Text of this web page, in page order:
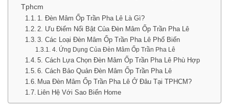
Tphcm
1. Đèn Mâm Ốp Trần Pha Lê Là Gì?
2. Ưu Điểm Nổi Bật Của Đèn Mâm Ốp Trần Pha Lê
3. Các Loại Đèn Mâm Ốp Trần Pha Lê Phổ Biến
4. Ứng Dụng Của Đèn Mâm Ốp Trần Pha Lê
5. Cách Lựa Chọn Đèn Mâm Ốp Trần Pha Lê Phù Hợp
6. Cách Bảo Quản Đèn Mâm Ốp Trần Pha Lê
Mua Đèn Mâm Ốp Trần Pha Lê Ở Đâu Tại TPHCM?
Liên Hệ Với Sao Biển Home